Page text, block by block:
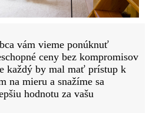
vám vieme ponúknuť
ceny bez kompromisov
každý by mal mať prístup k
na mieru a snažíme sa
hodnotu za vašu